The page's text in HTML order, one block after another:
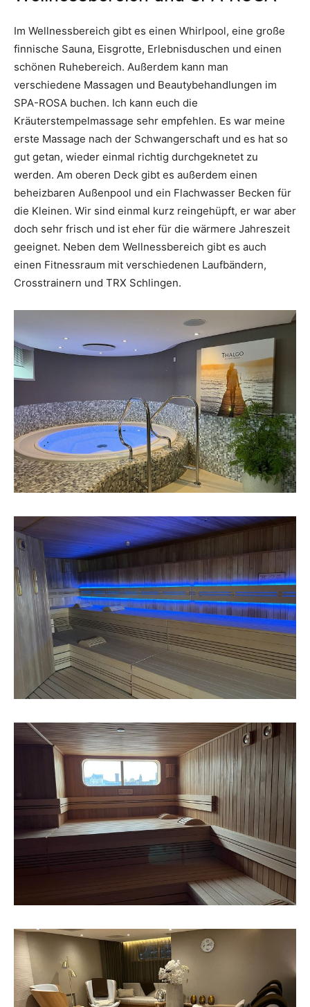
Im Wellnessbereich gibt es einen Whirlpool, eine große
finnische Sauna, Eisgrotte, Erlebnisduschen und einen
schönen Ruhebereich. Außerdem kann man
verschiedene Massagen und Beautybehandlungen im
SPA-ROSA buchen. Ich kann euch die
Kräuterstempelmassage sehr empfehlen. Es war meine
erste Massage nach der Schwangerschaft und es hat so
gut getan, wieder einmal richtig durchgeknetet zu
werden. Am oberen Deck gibt es außerdem einen
beheizbaren Außenpool und ein Flachwasser Becken für
die Kleinen. Wir sind einmal kurz reingehüpft, er war aber
doch sehr frisch und ist eher für die wärmere Jahreszeit
geeignet. Neben dem Wellnessbereich gibt es auch
einen Fitnessraum mit verschiedenen Laufbändern,
Crosstrainern und TRX Schlingen.